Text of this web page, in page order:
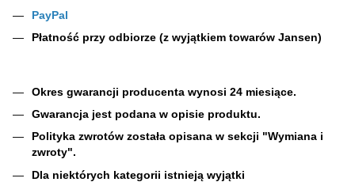
PayPal
Płatność przy odbiorze (z wyjątkiem towarów Jansen)
Okres gwarancji producenta wynosi 24 miesiące.
Gwarancja jest podana w opisie produktu.
Polityka zwrotów została opisana w sekcji "Wymiana i
zwroty".
Dla niektórych kategorii istnieją wyjątki